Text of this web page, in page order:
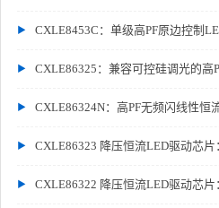
CXLE8453C：单级高PF原边控制
CXLE86325：兼容可控硅调光的高
CXLE86324N：高PF无频闪线性恒
CXLE86323 降压恒流LED驱动芯片
CXLE86322 降压恒流LED驱动芯片